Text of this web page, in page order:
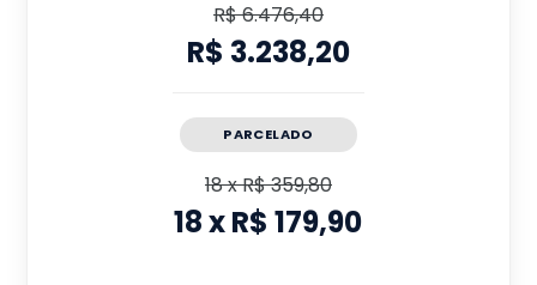
R$ 6.476,40
R$ 3.238,20
PARCELADO
18xR$ 359,80
18xR$ 179,90